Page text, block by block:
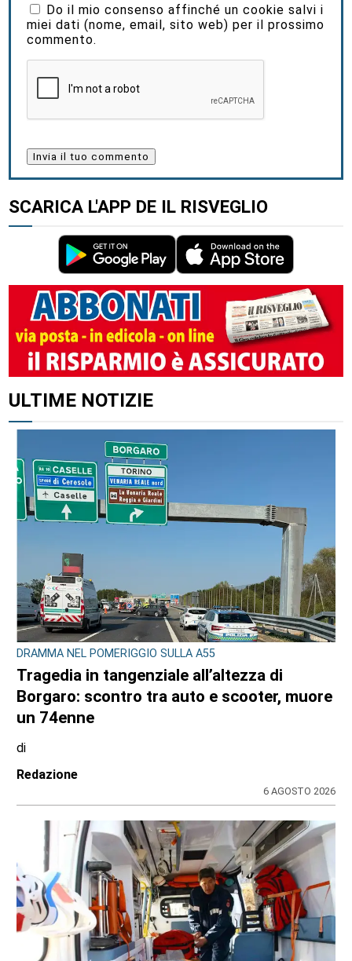
Do il mio consenso affinché un cookie salvi i
miei dati (nome, email, sito web) per il prossimo
commento.
SCARICA L'APP DE IL RISVEGLIO
ULTIME NOTIZIE
DRAMMA NEL POMERIGGIO SULLA A55
Tragedia in tangenziale all’altezza di
Borgaro: scontro tra auto e scooter, muore
un 74enne
di
Redazione
6 AGOSTO 2026